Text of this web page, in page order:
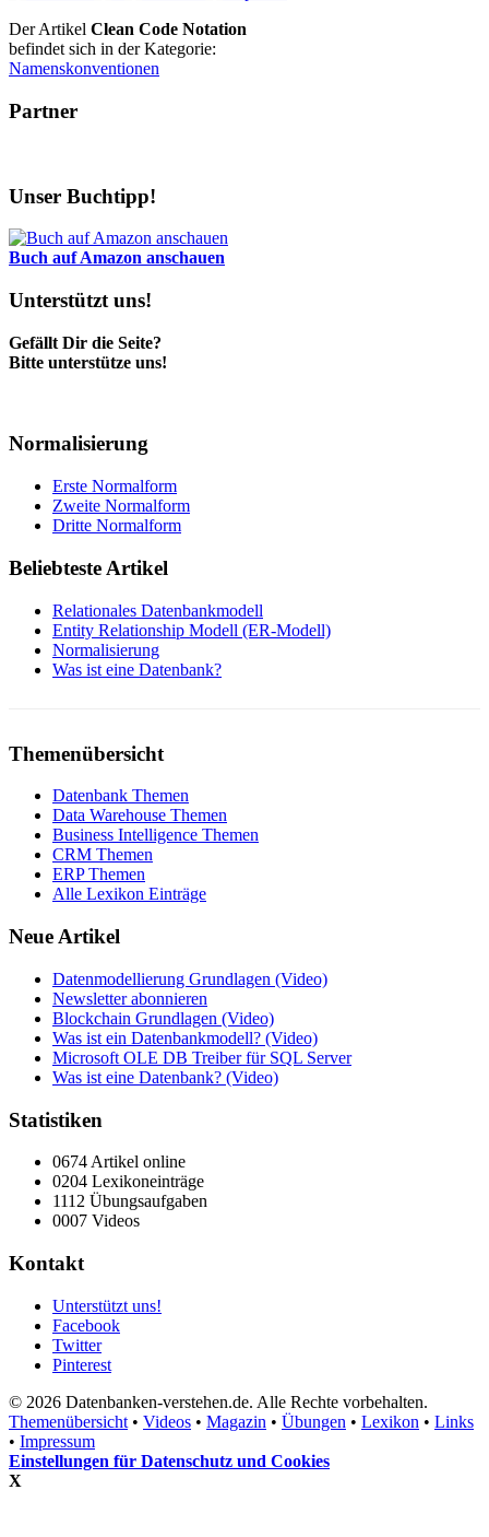
Der Artikel Clean Code Notation
befindet sich in der Kategorie:
Namenskonventionen
Partner
Unser Buchtipp!
Buch auf Amazon anschauen
Unterstützt uns!
Gefällt Dir die Seite?
Bitte unterstütze uns!
Normalisierung
Erste Normalform
Zweite Normalform
Dritte Normalform
Beliebteste Artikel
Relationales Datenbankmodell
Entity Relationship Modell (ER-Modell)
Normalisierung
Was ist eine Datenbank?
Themenübersicht
Datenbank Themen
Data Warehouse Themen
Business Intelligence Themen
CRM Themen
ERP Themen
Alle Lexikon Einträge
Neue Artikel
Datenmodellierung Grundlagen (Video)
Newsletter abonnieren
Blockchain Grundlagen (Video)
Was ist ein Datenbankmodell? (Video)
Microsoft OLE DB Treiber für SQL Server
Was ist eine Datenbank? (Video)
Statistiken
0674 Artikel online
0204 Lexikoneinträge
1112 Übungsaufgaben
0007 Videos
Kontakt
Unterstützt uns!
Facebook
Twitter
Pinterest
© 2026 Datenbanken-verstehen.de. Alle Rechte vorbehalten.
Themenübersicht • Videos • Magazin • Übungen • Lexikon • Links
• Impressum
Einstellungen für Datenschutz und Cookies
X